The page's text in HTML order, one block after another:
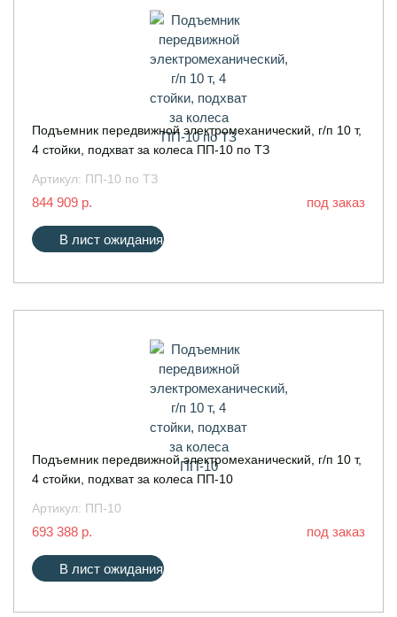
Подъемник передвижной электромеханический, г/п 10 т,
4 стойки, подхват за колеса ПП-10 по ТЗ
Артикул: ПП-10 по ТЗ
844 909 р. под заказ
В лист ожидания
Подъемник передвижной электромеханический, г/п 10 т,
4 стойки, подхват за колеса ПП-10
Артикул: ПП-10
693 388 р. под заказ
В лист ожидания